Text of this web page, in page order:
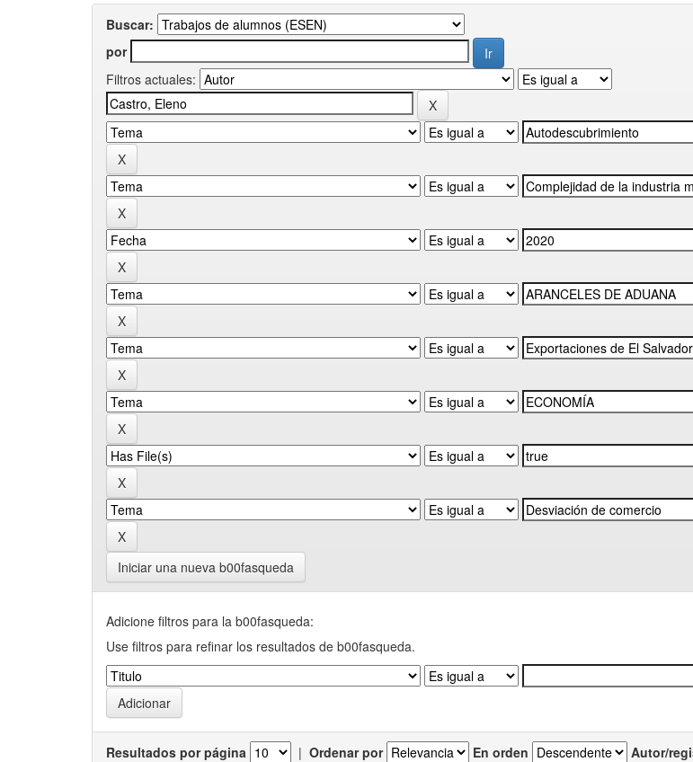
Buscar:
por
Filtros actuales:
Iniciar una nueva b00fasqueda
Adicione filtros para la b00fasqueda:
Use filtros para refinar los resultados de b00fasqueda.
Resultados por página | Ordenar por En orden Autor/